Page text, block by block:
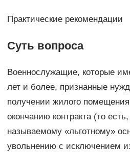
Практические рекомендации
Суть вопроса
Военнослужащие, которые
лет и более, признанные
получении жилого
окончанию контракта (то
называемому «льготному»
увольнению с исключением